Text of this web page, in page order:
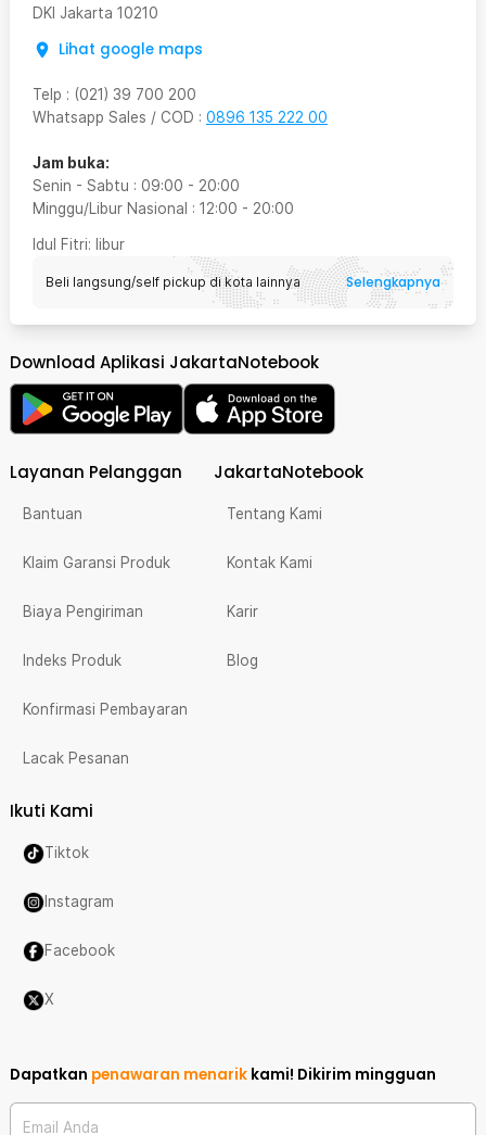
DKI Jakarta 10210
Lihat google maps
Telp : (021) 39 700 200
Whatsapp Sales / COD : 0896 135 222 00
Jam buka:
Senin - Sabtu : 09:00 - 20:00
Minggu/Libur Nasional : 12:00 - 20:00
Idul Fitri: libur
Beli langsung/self pickup di kota lainnya Selengkapnya
Download Aplikasi JakartaNotebook
Layanan Pelanggan
Bantuan
Klaim Garansi Produk
Biaya Pengiriman
Indeks Produk
Konfirmasi Pembayaran
Lacak Pesanan
JakartaNotebook
Tentang Kami
Kontak Kami
Karir
Blog
Ikuti Kami
Tiktok
Instagram
Facebook
X
Dapatkan penawaran menarik kami! Dikirim mingguan
Email Anda